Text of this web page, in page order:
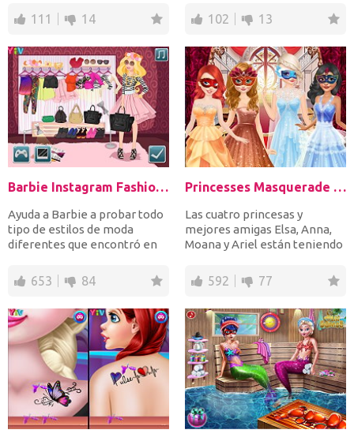
111 14 102 13
Barbie Instagram Fashion Challenge
Ayuda a Barbie a probar todo
tipo de estilos de moda
diferentes que encontró en
653 84
Princesses Masquerade Party
Las cuatro princesas y
mejores amigas Elsa, Anna,
Moana y Ariel están teniendo
592 77